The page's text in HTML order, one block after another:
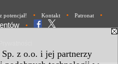
z o.o. i jej partnerzy
potencjał! • Kontakt • Patronat •
•